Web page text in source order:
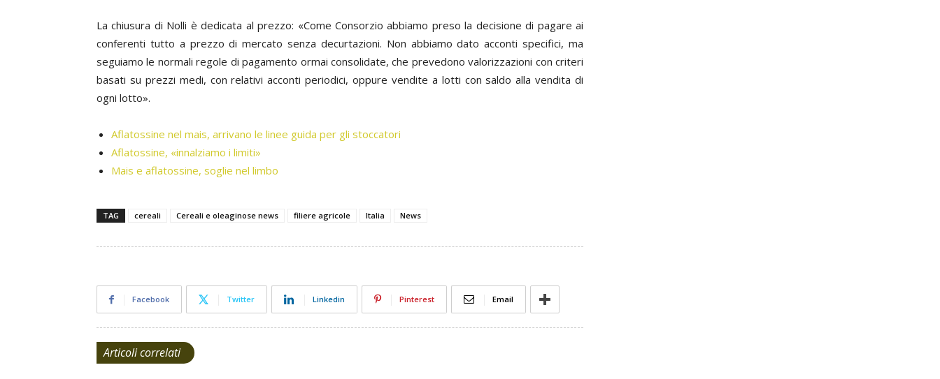
La chiusura di Nolli è dedicata al prezzo: «Come Consorzio abbiamo preso la decisione di pagare ai
conferenti tutto a prezzo di mercato senza decurtazioni. Non abbiamo dato acconti specifici, ma
seguiamo le normali regole di pagamento ormai consolidate, che prevedono valorizzazioni con criteri
basati su prezzi medi, con relativi acconti periodici, oppure vendite a lotti con saldo alla vendita di
ogni lotto».
Aflatossine nel mais, arrivano le linee guida per gli stoccatori
Aflatossine, «innalziamo i limiti»
Mais e aflatossine, soglie nel limbo
TAG cereali Cereali e oleaginose news filiere agricole Italia News
Facebook Twitter Linkedin Pinterest Email
Articoli correlati